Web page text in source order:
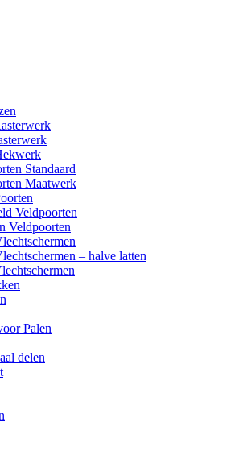
Standaard
Maatwerk
Veldpoorten
Veldpoorten
– halve latten
Palen
delen